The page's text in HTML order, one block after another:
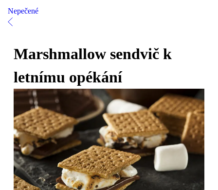
Nepečené
Marshmallow sendvič k
letnímu opékání